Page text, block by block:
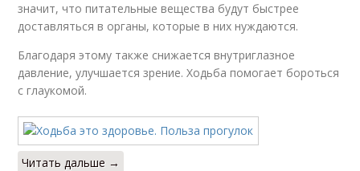
значит, что питательные вещества будут быстрее
доставляться в органы, которые в них нуждаются.
Благодаря этому также снижается внутриглазное
давление, улучшается зрение. Ходьба помогает бороться
с глаукомой.
Читать дальше →